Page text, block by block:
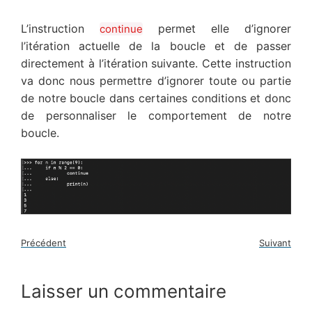
L’instruction continue permet elle d’ignorer
l’itération actuelle de la boucle et de passer
directement à l’itération suivante. Cette instruction
va donc nous permettre d’ignorer toute ou partie
de notre boucle dans certaines conditions et donc
de personnaliser le comportement de notre
boucle.
Précédent Suivant
Laisser un commentaire